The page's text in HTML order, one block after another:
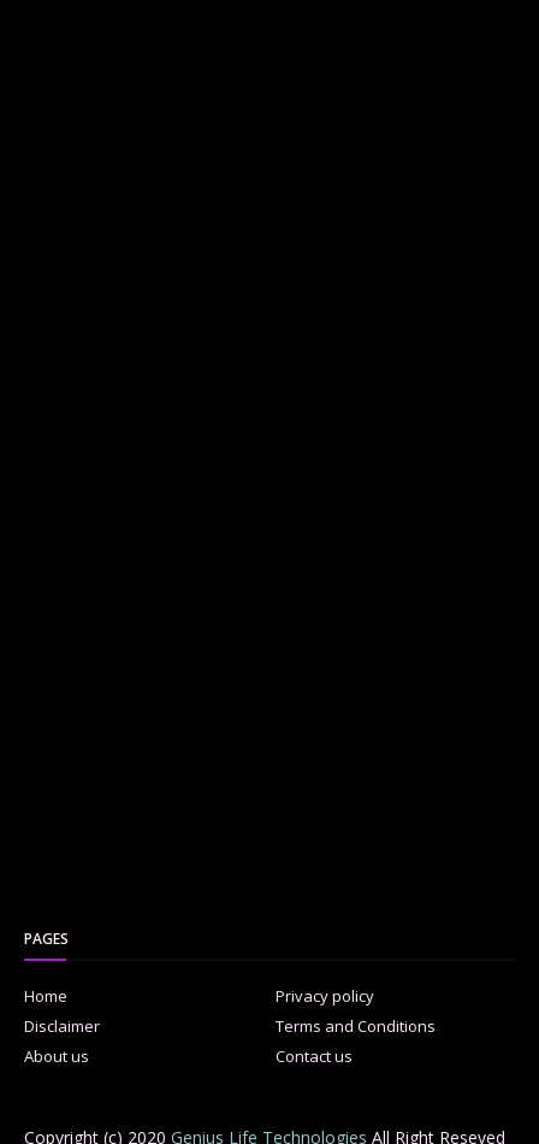
PAGES
Home
Privacy policy
Disclaimer
Terms and Conditions
About us
Contact us
Copyright (c) 2020 Genius Life Technologies All Right Reseved